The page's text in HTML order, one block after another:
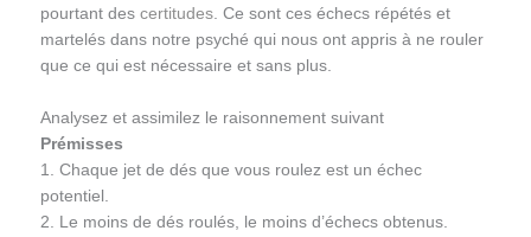
pourtant des certitudes. Ce sont ces échecs répétés et
martelés dans notre psyché qui nous ont appris à ne rouler
que ce qui est nécessaire et sans plus.
Analysez et assimilez le raisonnement suivant
Prémisses
1. Chaque jet de dés que vous roulez est un échec
potentiel.
2. Le moins de dés roulés, le moins d’échecs obtenus.